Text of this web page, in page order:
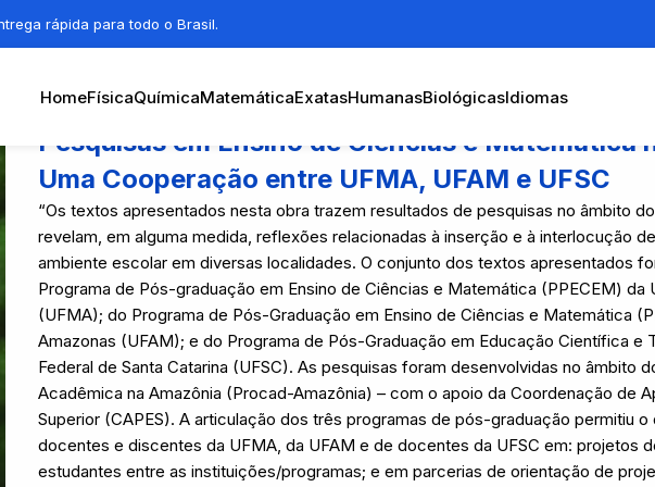
rápida para todo o Brasil.
HomeFísicaQuímicaMatemáticaExatasHumanasBiológicasIdiomas
Pesquisas em Ensino de Ciências e Matemática
Uma Cooperação entre UFMA, UFAM e UFSC
“Os textos apresentados nesta obra trazem resultados de pesquisas no âmbito
revelam, em alguma medida, reflexões relacionadas à inserção e à interlocução
ambiente escolar em diversas localidades. O conjunto dos textos apresentados
Programa de Pós-graduação em Ensino de Ciências e Matemática (PPECEM) da
(UFMA); do Programa de Pós-Graduação em Ensino de Ciências e Matemática
Amazonas (UFAM); e do Programa de Pós-Graduação em Educação Científica e
Federal de Santa Catarina (UFSC). As pesquisas foram desenvolvidas no âmbito
Acadêmica na Amazônia (Procad-Amazônia) – com o apoio da Coordenação de
Superior (CAPES). A articulação dos três programas de pós-graduação permitiu
docentes e discentes da UFMA, da UFAM e de docentes da UFSC em: projetos
estudantes entre as instituições/programas; e em parcerias de orientação de